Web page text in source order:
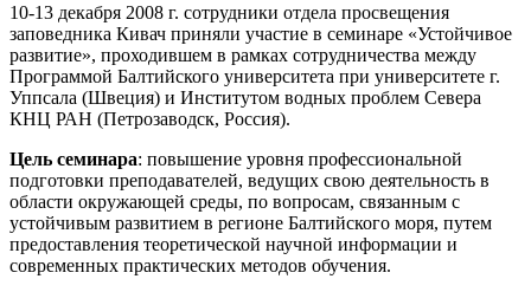
10-13 декабря 2008 г. сотрудники отдела просвещения
заповедника Кивач приняли участие в семинаре «Устойчивое
развитие», проходившем в рамках сотрудничества между
Программой Балтийского университета при университете г.
Уппсала (Швеция) и Институтом водных проблем Севера
КНЦ РАН (Петрозаводск, Россия).
Цель семинара: повышение уровня профессиональной
подготовки преподавателей, ведущих свою деятельность в
области окружающей среды, по вопросам, связанным с
устойчивым развитием в регионе Балтийского моря, путем
предоставления теоретической научной информации и
современных практических методов обучения.